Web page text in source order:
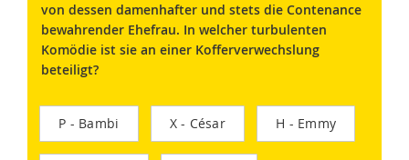
von dessen damenhafter und stets die Contenance
bewahrender Ehefrau. In welcher turbulenten
Komödie ist sie an einer Kofferverwechslung
beteiligt?
P - Bambi X - César H - Emmy